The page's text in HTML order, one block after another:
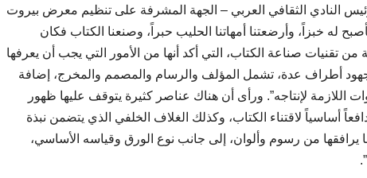
النادي الثقافي العربي – الجهة المشرفة على تنظيم معرض بيروت
له خبزاً، وأرضعتنا أمهاتنا الحليب حبراً، وصنعنا الكتاب فكان
صناعة الكتاب، التي أكد أنها من الأمور التي يجب أن يعرفها
جهود أطراف عدة، تشمل المؤلف والرسام والمصمم والمخرج، إضافة
اللازمة لإنتاجه”. ورأى أن هناك عناصر كثيرة يتوقف عليها ظهور
أساسياً لاقتناء الكتاب، وكذلك الغلاف الخلفي الذي يتضمن نبذة
يرافقها من رسوم وألوان، إلى جانب نوع الورق وقياسه الأساسي،